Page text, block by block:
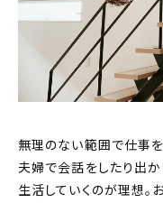
無理のない範囲で仕事
夫婦で会話をしたり出
生活していくのが理想。